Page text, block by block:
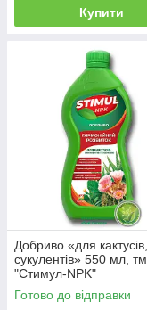
Купити
Добриво «для кактусів,
сукулентів» 550 мл, тм
"Стимул-NPK"
Готово до відправки